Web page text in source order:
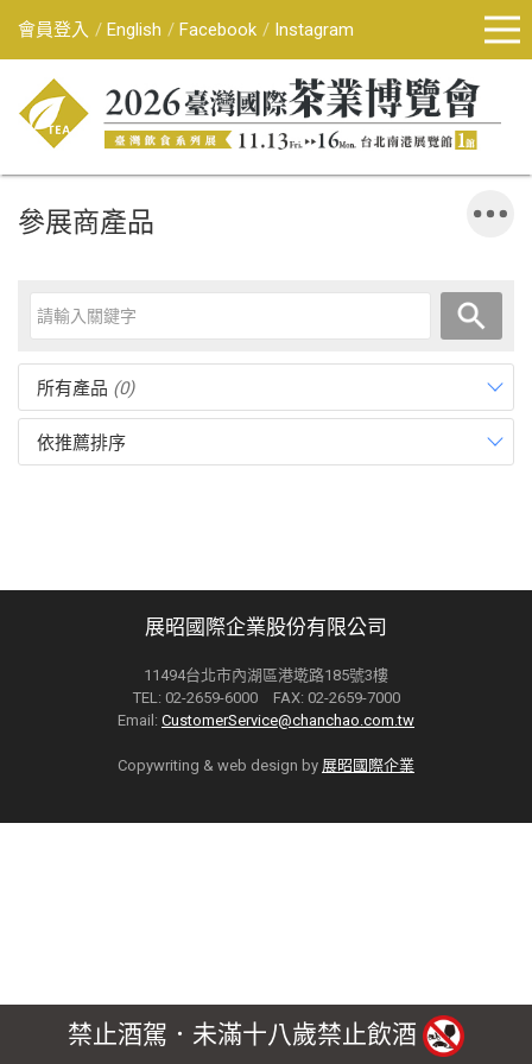
會員登入 English Facebook Instagram
參展商產品
所有產品 (0)
依推薦排序
展昭國際企業股份有限公司
11494台北市內湖區港墘路185號3樓
TEL: 02-2659-6000 FAX: 02-2659-7000
Email: CustomerService@chanchao.com.tw
Copywriting & web design by 展昭國際企業
禁止酒駕．未滿十八歲禁止飲酒